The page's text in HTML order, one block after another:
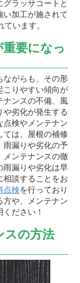
グラッサコートと
い加工が施されて
います。
要になっ
がらも、その形
こりやすい傾向が
ナンスの不備、風
や劣化が発生する
点検やメンテナン
ては、屋根の補修
雨漏りや劣化の予
メンテナンスの徹
雨漏りや劣化は早
相談することをお
点検を行っており
方や、メンテナン
ださい！
スの方法